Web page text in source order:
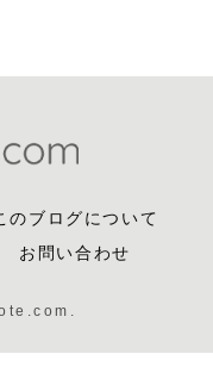
のブログについて
お問い合わせ